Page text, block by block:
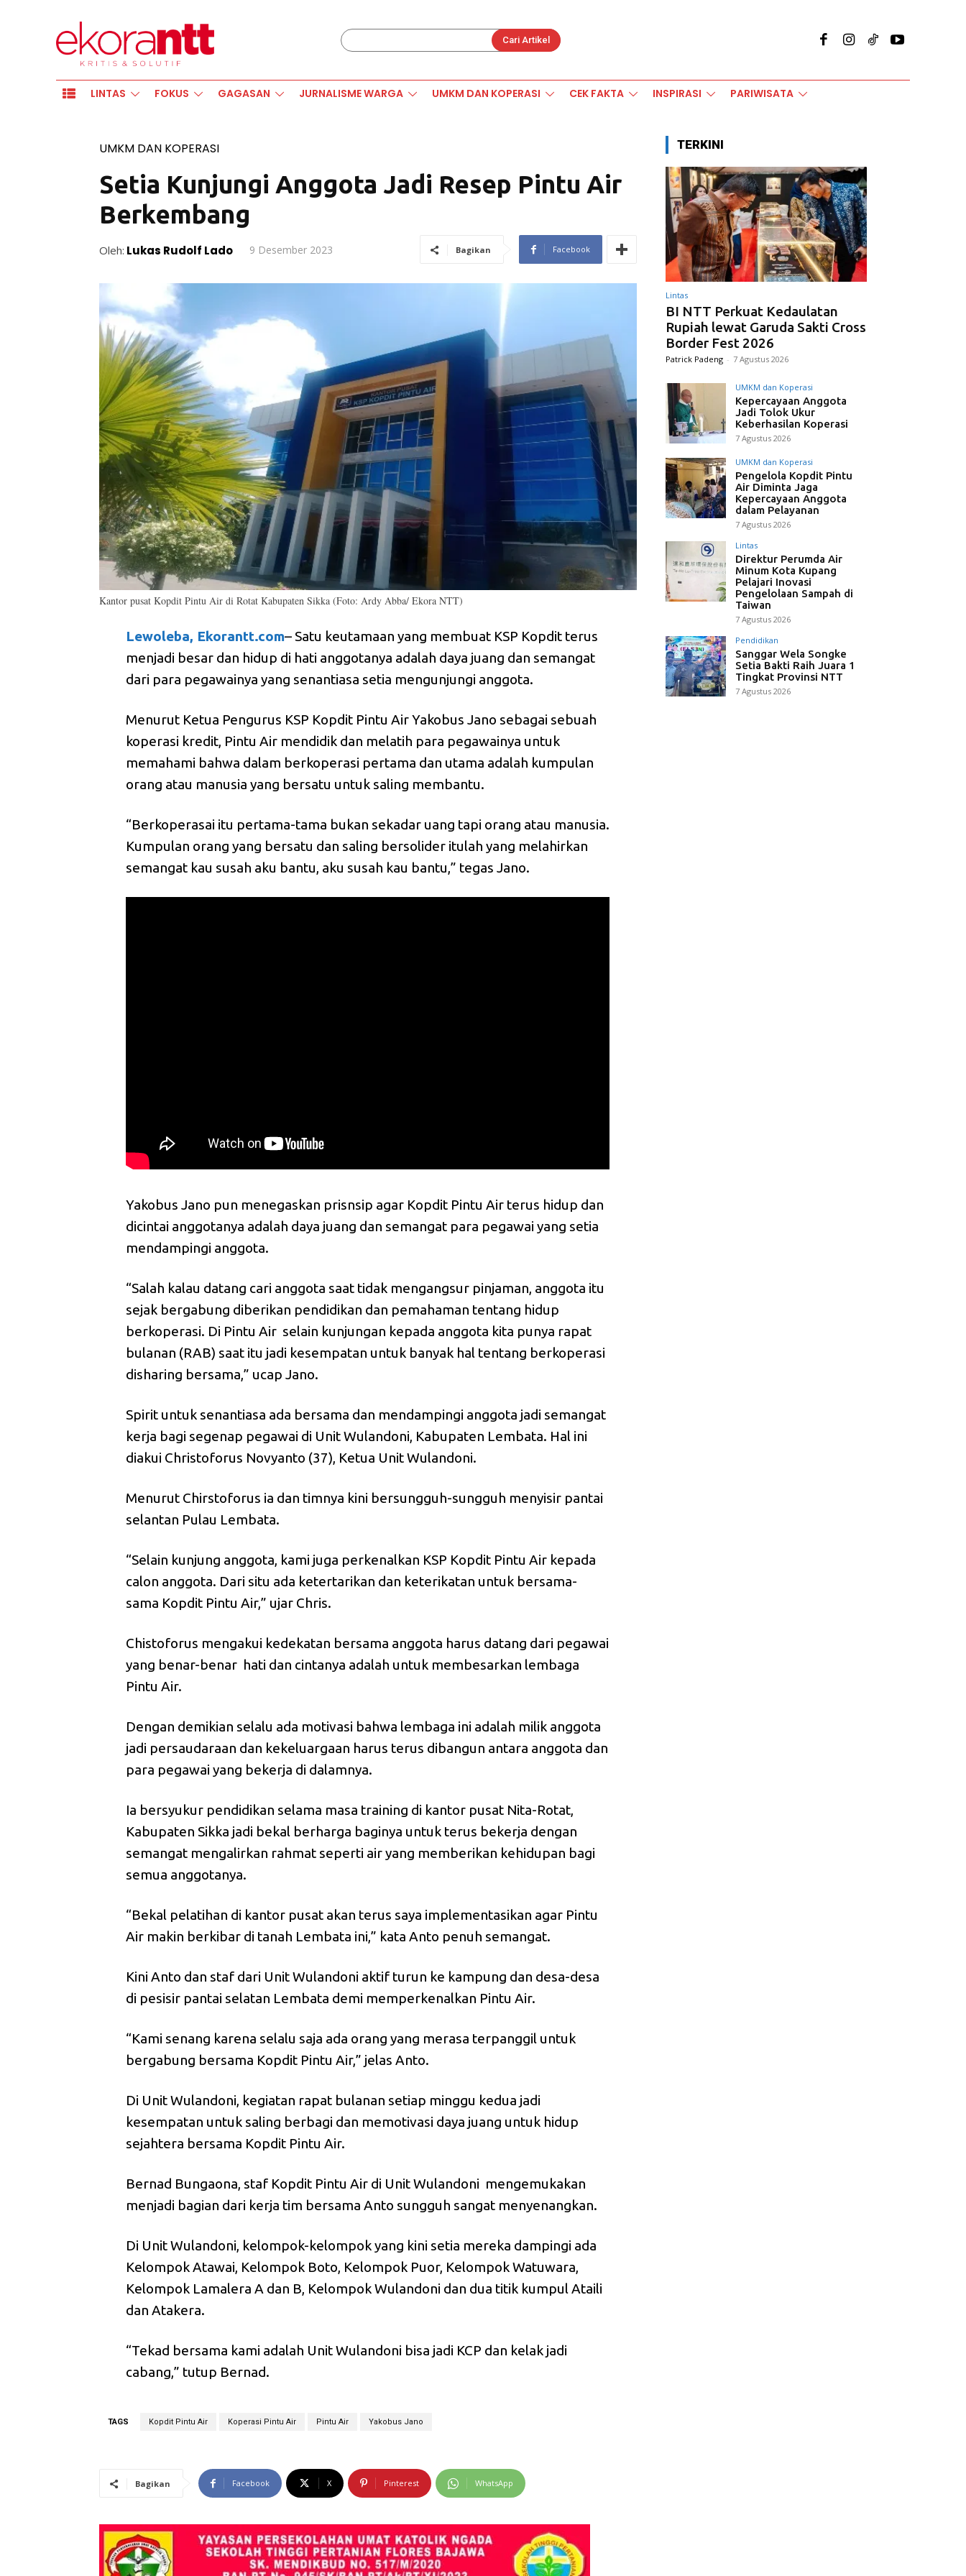
Cari Artikel
LINTAS FOKUS GAGASAN JURNALISME WARGA UMKM DAN KOPERASI CEK FAKTA INSPIRASI PARIWISATA
UMKM DAN KOPERASI
Setia Kunjungi Anggota Jadi Resep Pintu Air
Berkembang
Oleh: Lukas Rudolf Lado 9 Desember 2023 Bagikan Facebook
Kantor pusat Kopdit Pintu Air di Rotat Kabupaten Sikka (Foto: Ardy Abba/ Ekora NTT)
Lewoleba, Ekorantt.com– Satu keutamaan yang membuat KSP Kopdit terus
menjadi besar dan hidup di hati anggotanya adalah daya juang dan semangat
dari para pegawainya yang senantiasa setia mengunjungi anggota.
Menurut Ketua Pengurus KSP Kopdit Pintu Air Yakobus Jano sebagai sebuah
koperasi kredit, Pintu Air mendidik dan melatih para pegawainya untuk
memahami bahwa dalam berkoperasi pertama dan utama adalah kumpulan
orang atau manusia yang bersatu untuk saling membantu.
“Berkoperasai itu pertama-tama bukan sekadar uang tapi orang atau manusia.
Kumpulan orang yang bersatu dan saling bersolider itulah yang melahirkan
semangat kau susah aku bantu, aku susah kau bantu,” tegas Jano.
Yakobus Jano pun menegaskan prisnsip agar Kopdit Pintu Air terus hidup dan
dicintai anggotanya adalah daya juang dan semangat para pegawai yang setia
mendampingi anggota.
“Salah kalau datang cari anggota saat tidak mengangsur pinjaman, anggota itu
sejak bergabung diberikan pendidikan dan pemahaman tentang hidup
berkoperasi. Di Pintu Air selain kunjungan kepada anggota kita punya rapat
bulanan (RAB) saat itu jadi kesempatan untuk banyak hal tentang berkoperasi
disharing bersama,” ucap Jano.
Spirit untuk senantiasa ada bersama dan mendampingi anggota jadi semangat
kerja bagi segenap pegawai di Unit Wulandoni, Kabupaten Lembata. Hal ini
diakui Christoforus Novyanto (37), Ketua Unit Wulandoni.
Menurut Chirstoforus ia dan timnya kini bersungguh-sungguh menyisir pantai
selantan Pulau Lembata.
“Selain kunjung anggota, kami juga perkenalkan KSP Kopdit Pintu Air kepada
calon anggota. Dari situ ada ketertarikan dan keterikatan untuk bersama-
sama Kopdit Pintu Air,” ujar Chris.
Chistoforus mengakui kedekatan bersama anggota harus datang dari pegawai
yang benar-benar hati dan cintanya adalah untuk membesarkan lembaga
Pintu Air.
Dengan demikian selalu ada motivasi bahwa lembaga ini adalah milik anggota
jadi persaudaraan dan kekeluargaan harus terus dibangun antara anggota dan
para pegawai yang bekerja di dalamnya.
Ia bersyukur pendidikan selama masa training di kantor pusat Nita-Rotat,
Kabupaten Sikka jadi bekal berharga baginya untuk terus bekerja dengan
semangat mengalirkan rahmat seperti air yang memberikan kehidupan bagi
semua anggotanya.
“Bekal pelatihan di kantor pusat akan terus saya implementasikan agar Pintu
Air makin berkibar di tanah Lembata ini,” kata Anto penuh semangat.
Kini Anto dan staf dari Unit Wulandoni aktif turun ke kampung dan desa-desa
di pesisir pantai selatan Lembata demi memperkenalkan Pintu Air.
“Kami senang karena selalu saja ada orang yang merasa terpanggil untuk
bergabung bersama Kopdit Pintu Air,” jelas Anto.
Di Unit Wulandoni, kegiatan rapat bulanan setiap minggu kedua jadi
kesempatan untuk saling berbagi dan memotivasi daya juang untuk hidup
sejahtera bersama Kopdit Pintu Air.
Bernad Bungaona, staf Kopdit Pintu Air di Unit Wulandoni mengemukakan
menjadi bagian dari kerja tim bersama Anto sungguh sangat menyenangkan.
Di Unit Wulandoni, kelompok-kelompok yang kini setia mereka dampingi ada
Kelompok Atawai, Kelompok Boto, Kelompok Puor, Kelompok Watuwara,
Kelompok Lamalera A dan B, Kelompok Wulandoni dan dua titik kumpul Ataili
dan Atakera.
“Tekad bersama kami adalah Unit Wulandoni bisa jadi KCP dan kelak jadi
cabang,” tutup Bernad.
TAGS Kopdit Pintu Air Koperasi Pintu Air Pintu Air Yakobus Jano
Bagikan Facebook X Pinterest WhatsApp
TERKINI
Lintas
BI NTT Perkuat Kedaulatan
Rupiah lewat Garuda Sakti Cross
Border Fest 2026
Patrick Padeng - 7 Agustus 2026
UMKM dan Koperasi
Kepercayaan Anggota
Jadi Tolok Ukur
Keberhasilan Koperasi
7 Agustus 2026
UMKM dan Koperasi
Pengelola Kopdit Pintu
Air Diminta Jaga
Kepercayaan Anggota
dalam Pelayanan
7 Agustus 2026
Lintas
Direktur Perumda Air
Minum Kota Kupang
Pelajari Inovasi
Pengelolaan Sampah di
Taiwan
7 Agustus 2026
Pendidikan
Sanggar Wela Songke
Setia Bakti Raih Juara 1
Tingkat Provinsi NTT
7 Agustus 2026